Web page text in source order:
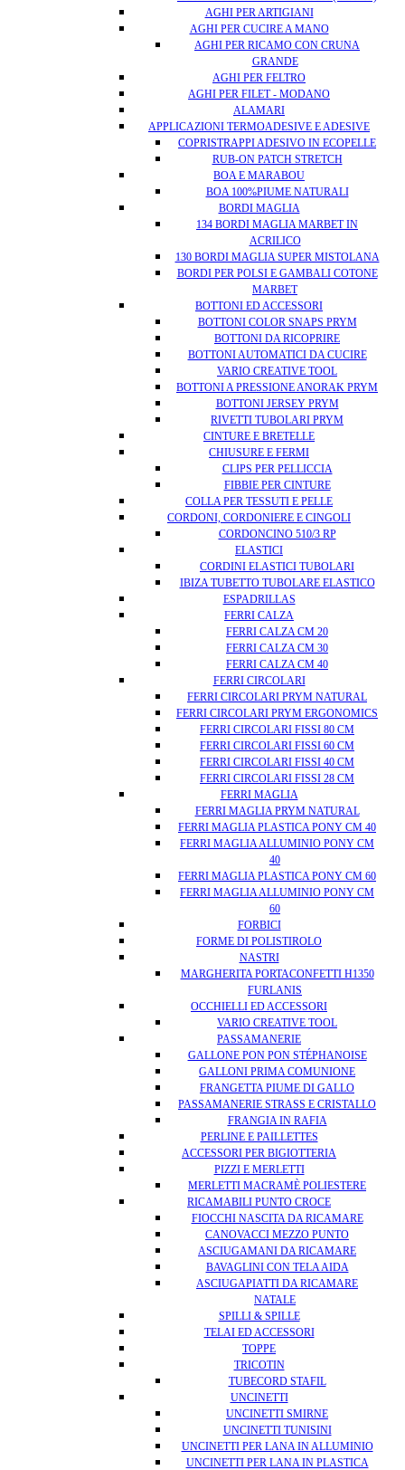
AGHI PER ARTIGIANI
AGHI PER CUCIRE A MANO
AGHI PER RICAMO CON CRUNA
GRANDE
AGHI PER FELTRO
AGHI PER FILET - MODANO
ALAMARI
APPLICAZIONI TERMOADESIVE E ADESIVE
COPRISTRAPPI ADESIVO IN ECOPELLE
RUB-ON PATCH STRETCH
BOA E MARABOU
BOA 100%PIUME NATURALI
BORDI MAGLIA
134 BORDI MAGLIA MARBET IN
ACRILICO
130 BORDI MAGLIA SUPER MISTOLANA
BORDI PER POLSI E GAMBALI COTONE
MARBET
BOTTONI ED ACCESSORI
BOTTONI COLOR SNAPS PRYM
BOTTONI DA RICOPRIRE
BOTTONI AUTOMATICI DA CUCIRE
VARIO CREATIVE TOOL
BOTTONI A PRESSIONE ANORAK PRYM
BOTTONI JERSEY PRYM
RIVETTI TUBOLARI PRYM
CINTURE E BRETELLE
CHIUSURE E FERMI
CLIPS PER PELLICCIA
FIBBIE PER CINTURE
COLLA PER TESSUTI E PELLE
CORDONI, CORDONIERE E CINGOLI
CORDONCINO 510/3 RP
ELASTICI
CORDINI ELASTICI TUBOLARI
IBIZA TUBETTO TUBOLARE ELASTICO
ESPADRILLAS
FERRI CALZA
FERRI CALZA CM 20
FERRI CALZA CM 30
FERRI CALZA CM 40
FERRI CIRCOLARI
FERRI CIRCOLARI PRYM NATURAL
FERRI CIRCOLARI PRYM ERGONOMICS
FERRI CIRCOLARI FISSI 80 CM
FERRI CIRCOLARI FISSI 60 CM
FERRI CIRCOLARI FISSI 40 CM
FERRI CIRCOLARI FISSI 28 CM
FERRI MAGLIA
FERRI MAGLIA PRYM NATURAL
FERRI MAGLIA PLASTICA PONY CM 40
FERRI MAGLIA ALLUMINIO PONY CM
40
FERRI MAGLIA PLASTICA PONY CM 60
FERRI MAGLIA ALLUMINIO PONY CM
60
FORBICI
FORME DI POLISTIROLO
NASTRI
MARGHERITA PORTACONFETTI H1350
FURLANIS
OCCHIELLI ED ACCESSORI
VARIO CREATIVE TOOL
PASSAMANERIE
GALLONE PON PON STÉPHANOISE
GALLONI PRIMA COMUNIONE
FRANGETTA PIUME DI GALLO
PASSAMANERIE STRASS E CRISTALLO
FRANGIA IN RAFIA
PERLINE E PAILLETTES
ACCESSORI PER BIGIOTTERIA
PIZZI E MERLETTI
MERLETTI MACRAMÈ POLIESTERE
RICAMABILI PUNTO CROCE
FIOCCHI NASCITA DA RICAMARE
CANOVACCI MEZZO PUNTO
ASCIUGAMANI DA RICAMARE
BAVAGLINI CON TELA AIDA
ASCIUGAPIATTI DA RICAMARE
NATALE
SPILLI & SPILLE
TELAI ED ACCESSORI
TOPPE
TRICOTIN
TUBECORD STAFIL
UNCINETTI
UNCINETTI SMIRNE
UNCINETTI TUNISINI
UNCINETTI PER LANA IN ALLUMINIO
UNCINETTI PER LANA IN PLASTICA